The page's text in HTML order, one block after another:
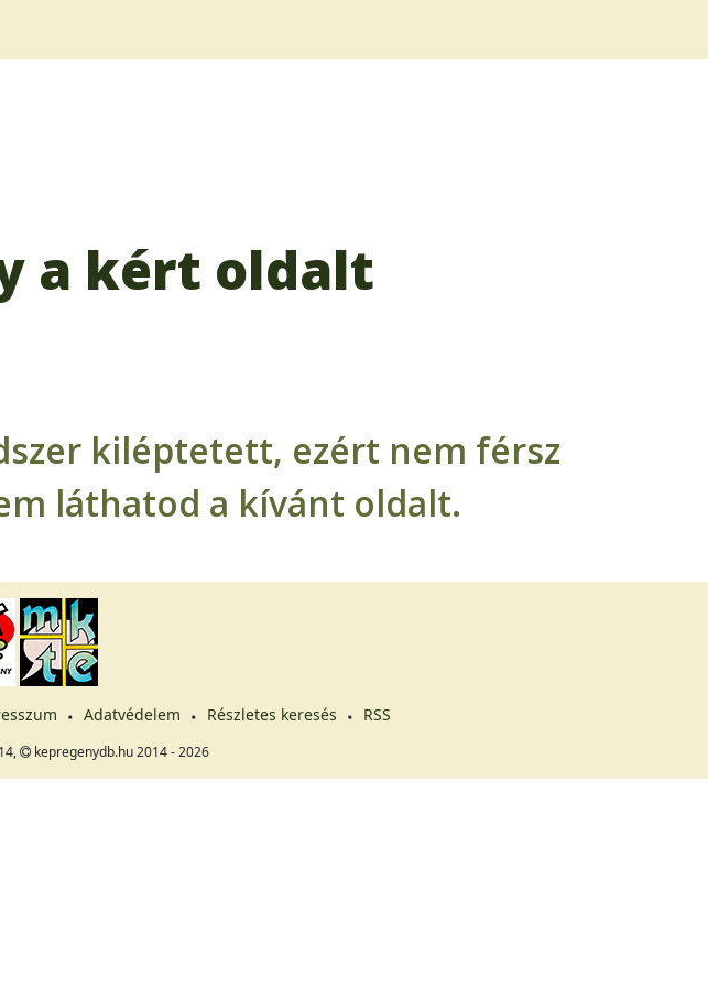
a kért oldalt
kiléptetett, ezért nem férsz
láthatod a kívánt oldalt.
Adatvédelem Részletes keresés RSS
kepregenydb.hu 2014 - 2026